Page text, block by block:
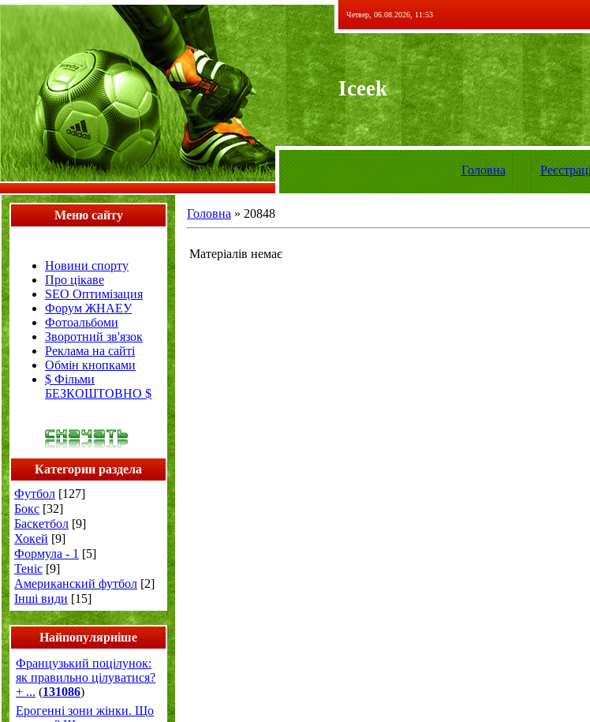
Четвер, 06.08.2026, 11:53
Iceek
Головна
Меню сайту
Новини спорту
Про цікаве
SEO Оптимізация
Форум ЖНАЕУ
Фотоальбоми
Зворотний зв'язок
Реклама на сайті
Обмін кнопками
$ Фільми
БЕЗКОШТОВНО $
Категории раздела
Футбол [127]
Бокс [32]
Баскетбол [9]
Хокей [9]
Формула - 1 [5]
Теніс [9]
Американский футбол [2]
Інші види [15]
Найпопулярніше
Французький поцілунок:
як правильно цілуватися?
+ ... (131086)
Ерогенні зони жінки. Що
Головна » 20848
Матеріалів немає